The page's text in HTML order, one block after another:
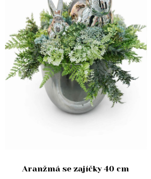
Aranžmá se zajíčky 40 cm